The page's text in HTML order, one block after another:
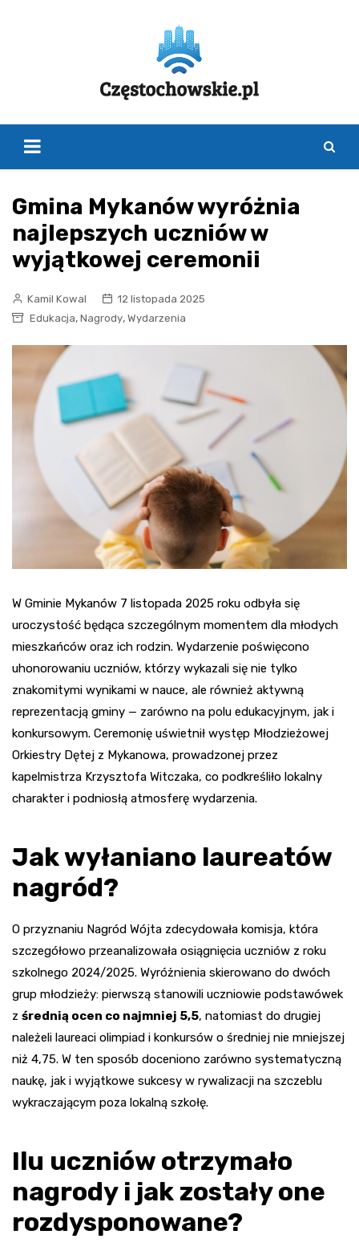
Gmina Mykanów wyróżnia
najlepszych uczniów w
wyjątkowej ceremonii
Kamil Kowal
12 listopada 2025
Edukacja, Nagrody, Wydarzenia
W Gminie Mykanów 7 listopada 2025 roku odbyła się
uroczystość będąca szczególnym momentem dla młodych
mieszkańców oraz ich rodzin. Wydarzenie poświęcono
uhonorowaniu uczniów, którzy wykazali się nie tylko
znakomitymi wynikami w nauce, ale również aktywną
reprezentacją gminy — zarówno na polu edukacyjnym, jak i
konkursowym. Ceremonię uświetnił występ Młodzieżowej
Orkiestry Dętej z Mykanowa, prowadzonej przez
kapelmistrza Krzysztofa Witczaka, co podkreśliło lokalny
charakter i podniosłą atmosferę wydarzenia.
Jak wyłaniano laureatów
nagród?
O przyznaniu Nagród Wójta zdecydowała komisja, która
szczegółowo przeanalizowała osiągnięcia uczniów z roku
szkolnego 2024/2025. Wyróżnienia skierowano do dwóch
grup młodzieży: pierwszą stanowili uczniowie podstawówek
z średnią ocen co najmniej 5,5, natomiast do drugiej
należeli laureaci olimpiad i konkursów o średniej nie mniejszej
niż 4,75. W ten sposób doceniono zarówno systematyczną
naukę, jak i wyjątkowe sukcesy w rywalizacji na szczeblu
wykraczającym poza lokalną szkołę.
Ilu uczniów otrzymało
nagrody i jak zostały one
rozdysponowane?